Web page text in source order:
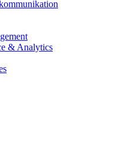
& Analytics